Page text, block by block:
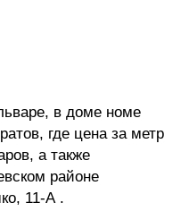
в доме номе
где цена за метр
а также
районе
11-А .